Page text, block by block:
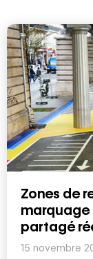
Zones de
marquage
partagé
15 novembre